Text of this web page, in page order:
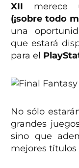
XII merece
(¡sobre todo
una
que estará
para el
No sólo
grandes
sino que
mejores títulos